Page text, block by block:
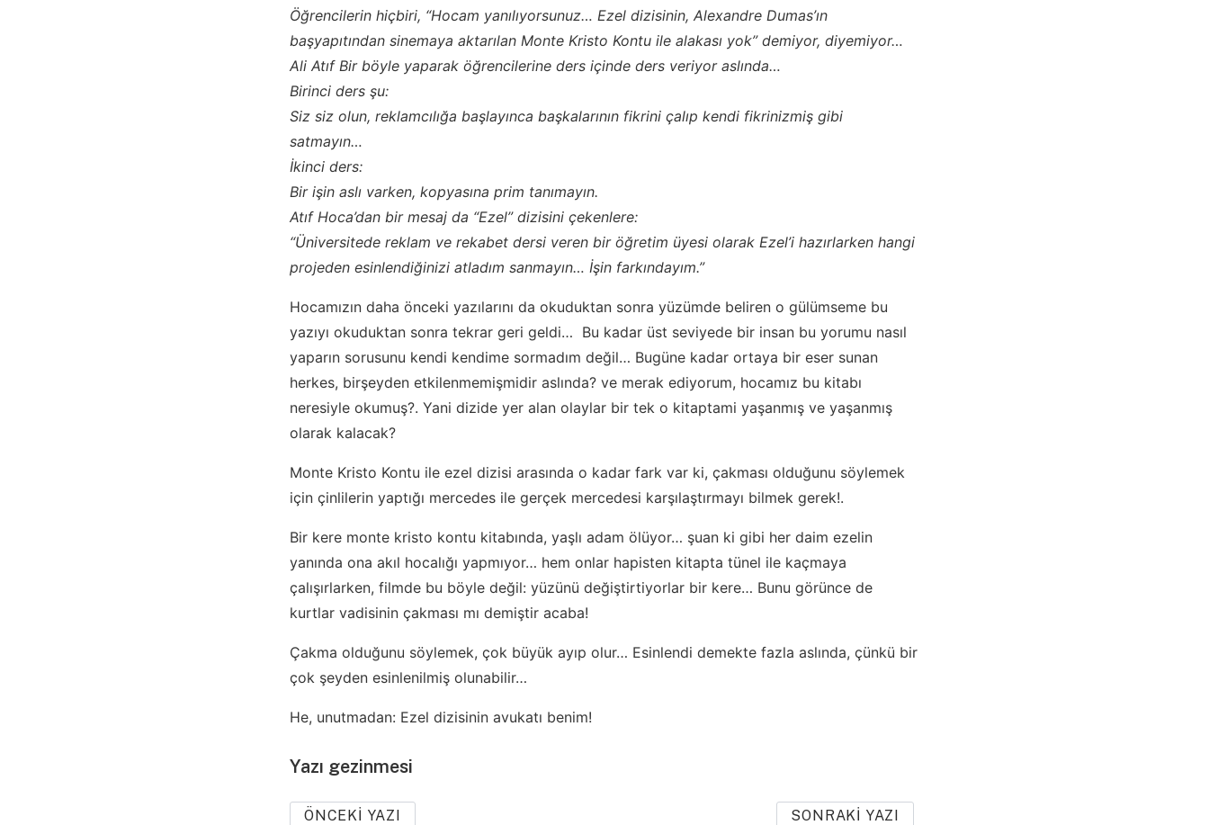
Öğrencilerin hiçbiri, “Hocam yanılıyorsunuz… Ezel dizisinin, Alexandre Dumas’ın
başyapıtından sinemaya aktarılan Monte Kristo Kontu ile alakası yok” demiyor, diyemiyor…
Ali Atıf Bir böyle yaparak öğrencilerine ders içinde ders veriyor aslında…
Birinci ders şu:
Siz siz olun, reklamcılığa başlayınca başkalarının fikrini çalıp kendi fikrinizmiş gibi
satmayın…
İkinci ders:
Bir işin aslı varken, kopyasına prim tanımayın.
Atıf Hoca’dan bir mesaj da “Ezel” dizisini çekenlere:
“Üniversitede reklam ve rekabet dersi veren bir öğretim üyesi olarak Ezel’i hazırlarken hangi
projeden esinlendiğinizi atladım sanmayın… İşin farkındayım.”
Hocamızın daha önceki yazılarını da okuduktan sonra yüzümde beliren o gülümseme bu
yazıyı okuduktan sonra tekrar geri geldi… Bu kadar üst seviyede bir insan bu yorumu nasıl
yaparın sorusunu kendi kendime sormadım değil… Bugüne kadar ortaya bir eser sunan
herkes, birşeyden etkilenmemişmidir aslında? ve merak ediyorum, hocamız bu kitabı
neresiyle okumuş?. Yani dizide yer alan olaylar bir tek o kitaptami yaşanmış ve yaşanmış
olarak kalacak?
Monte Kristo Kontu ile ezel dizisi arasında o kadar fark var ki, çakması olduğunu söylemek
için çinlilerin yaptığı mercedes ile gerçek mercedesi karşılaştırmayı bilmek gerek!.
Bir kere monte kristo kontu kitabında, yaşlı adam ölüyor… şuan ki gibi her daim ezelin
yanında ona akıl hocalığı yapmıyor… hem onlar hapisten kitapta tünel ile kaçmaya
çalışırlarken, filmde bu böyle değil: yüzünü değiştirtiyorlar bir kere… Bunu görünce de
kurtlar vadisinin çakması mı demiştir acaba!
Çakma olduğunu söylemek, çok büyük ayıp olur… Esinlendi demekte fazla aslında, çünkü bir
çok şeyden esinlenilmiş olunabilir…
He, unutmadan: Ezel dizisinin avukatı benim!
Yazı gezinmesi
ÖNCEKI YAZI SONRAKI YAZI